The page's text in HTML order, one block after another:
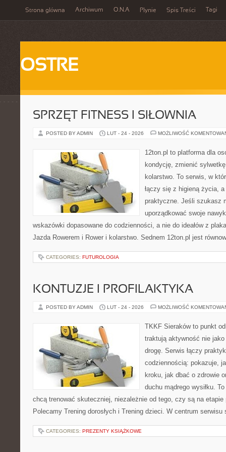
Strona główna Archiwum O.N.A Płynie Spis Treści Tagi
OSTRE
SPRZĘT FITNESS I SIŁOWNIA
POSTED BY ADMIN LUT - 24 - 2026 MOŻLIWOŚĆ
12ton.pl to platforma dla
kondycję, zmienić
kolarstwo. To serwis, w
łączy się z higieną życia,
praktyczne. Jeśli szukasz
uporządkować swoje
wskazówki dopasowane do codzienności, a nie do ideałów z
Jazda Rowerem i Rower i kolarstwo. Sednem 12ton.pl jest
CATEGORIES: FUTUROLOGIA
KONTUZJE I PROFILAKTYKA
POSTED BY ADMIN LUT - 24 - 2026 MOŻLIWOŚĆ
TKKF Sieraków to punkt
traktują aktywność nie
drogę. Serwis łączy
codziennością: pokazuje,
kroku, jak dbać o zdrowie
duchu mądrego wysiłku.
chcą trenować skuteczniej, niezależnie od tego, czy są na etapie
Polecamy Trening dorosłych i Trening dzieci. W centrum
CATEGORIES: PREZENTY KSIĄŻKOWE